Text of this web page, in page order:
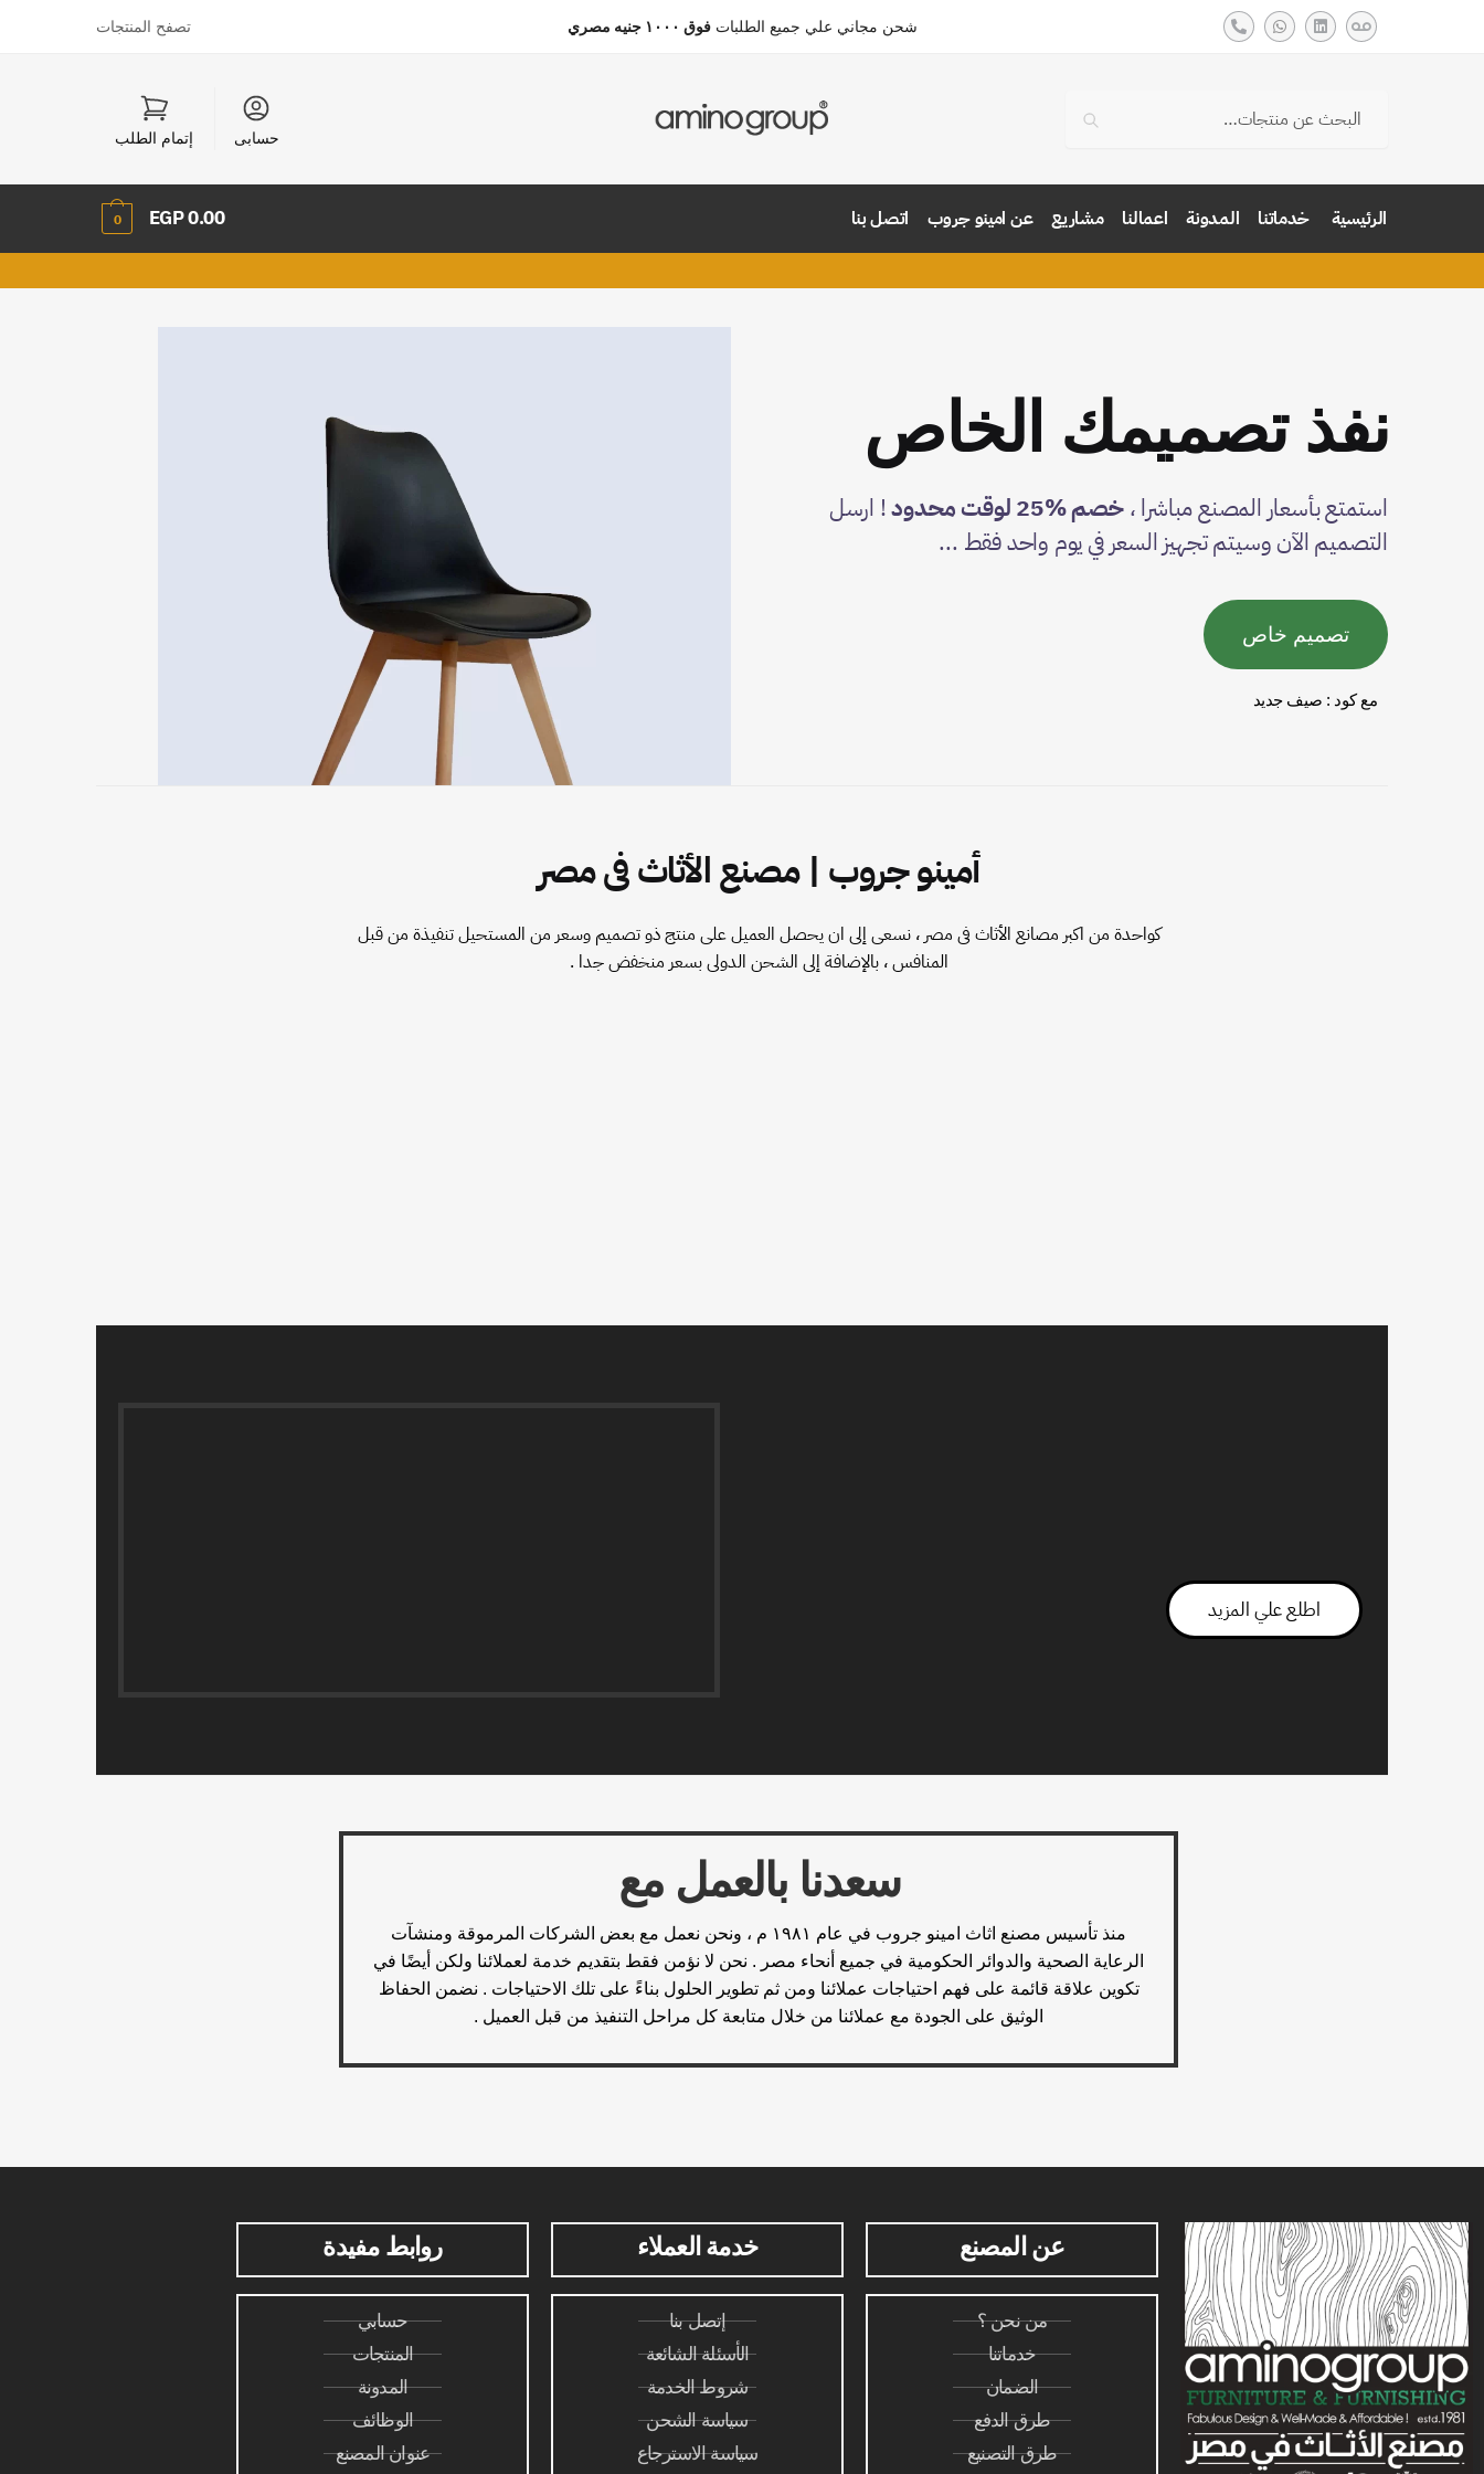
شحن مجاني علي جميع الطلباتفوق ١٠٠٠ جنيه مصري تصفح المنتجات
بحث
حسابى إتمام الطلب
الرئيسية خدماتنا المدونة اعمالنا مشاريع عن امينو جروب اتصل بنا 0.00
EGP
0
نفذ تصميمك الخاص
استمتع بأسعار المصنع مباشرا ،خصم %25 لوقت محدود
! ارسل
التصميم الآن وسيتم تجهيز السعر في يوم واحد فقط ...
تصميم خاص
مع كود : صيف جديد
أمينو جروب | مصنع الأثاث فى مصر
كواحدة من اكبر مصانع الأثاث فى مصر ، نسعى إلى ان يحصل العميل على منتج ذو تصميم وسعر من المستحيل تنفيذة من قبل
المنافس ، بالإضافة إلى الشحن الدولى بسعر منخفض جدا .
اطلع علي المزيد
سعدنا بالعمل مع
منذ تأسيس مصنع اثاث امينو جروب في عام ١٩٨١ م ، ونحن نعمل مع بعض الشركات المرموقة ومنشآت
الرعاية الصحية والدوائر الحكومية في جميع أنحاء مصر . نحن لا نؤمن فقط بتقديم خدمة لعملائنا ولكن أيضًا في
تكوين علاقة قائمة على فهم احتياجات عملائنا ومن ثم تطوير الحلول بناءً على تلك الاحتياجات . نضمن الحفاظ
الوثيق على الجودة مع عملائنا من خلال متابعة كل مراحل التنفيذ من قبل العميل .
عن المصنع
من نحن ؟
خدماتنا
الضمان
طرق الدفع
طرق التصنيع
خدمة العملاء
إتصل بنا
الأسئلة الشائعة
شروط الخدمة
سياسة الشحن
سياسة الاسترجاع
روابط مفيدة
حسابي
المنتجات
المدونة
الوظائف
عنوان المصنع